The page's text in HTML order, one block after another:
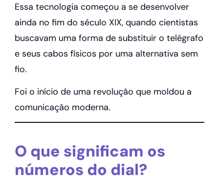
Essa tecnologia começou a se desenvolver
ainda no fim do século XIX, quando cientistas
buscavam uma forma de substituir o telégrafo
e seus cabos físicos por uma alternativa sem
fio.
Foi o início de uma revolução que moldou a
comunicação moderna.
O que significam os
números do dial?